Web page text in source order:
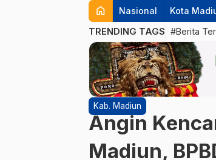
home Nasional Kota
TRENDING TAGS #Berita
Kab. Madiun
Angin
Madiun,